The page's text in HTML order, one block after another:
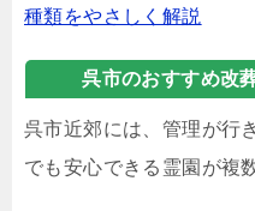
種類をやさしく解説
呉市のおすすめ改
呉市近郊には、管理が行
でも安心できる霊園が複